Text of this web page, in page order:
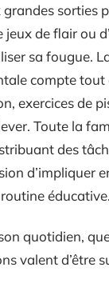
grandes sorties
jeux de flair ou
sa fougue.
compte tout
exercices de
Toute la
des
d’impliquer
éducative.
quotidien,
valent d’être